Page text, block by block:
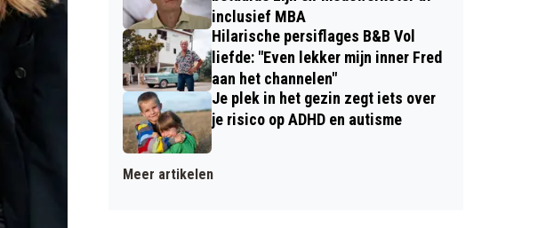
inclusief MBA
Hilarische persiflages B&B Vol
liefde: "Even lekker mijn inner Fred
aan het channelen"
Je plek in het gezin zegt iets over
je risico op ADHD en autisme
Meer artikelen